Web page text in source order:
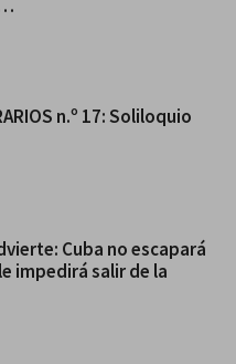
n.º 17: Soliloquio
Cuba no escapará
impedirá salir de la